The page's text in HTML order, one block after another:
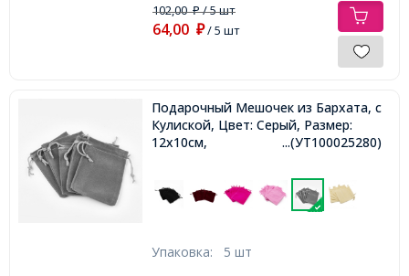
102,00₽/ 5 шт
64,00 ₽/ 5 шт
Подарочный Мешочек из Бархата, с
Кулиской, Цвет: Серый, Размер:
12х10см,
...(УТ100025280)
Упаковка: 5 шт